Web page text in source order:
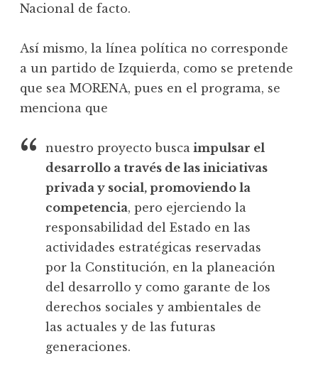
Nacional de facto.
Así mismo, la línea política no corresponde
a un partido de Izquierda, como se pretende
que sea MORENA, pues en el programa, se
menciona que
nuestro proyecto busca impulsar el
desarrollo a través de las iniciativas
privada y social, promoviendo la
competencia, pero ejerciendo la
responsabilidad del Estado en las
actividades estratégicas reservadas
por la Constitución, en la planeación
del desarrollo y como garante de los
derechos sociales y ambientales de
las actuales y de las futuras
generaciones.